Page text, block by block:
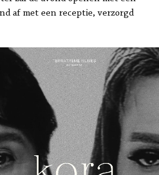
af met een receptie, verzorgd